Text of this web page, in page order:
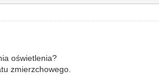
oświetlenia?
zmierzchowego.